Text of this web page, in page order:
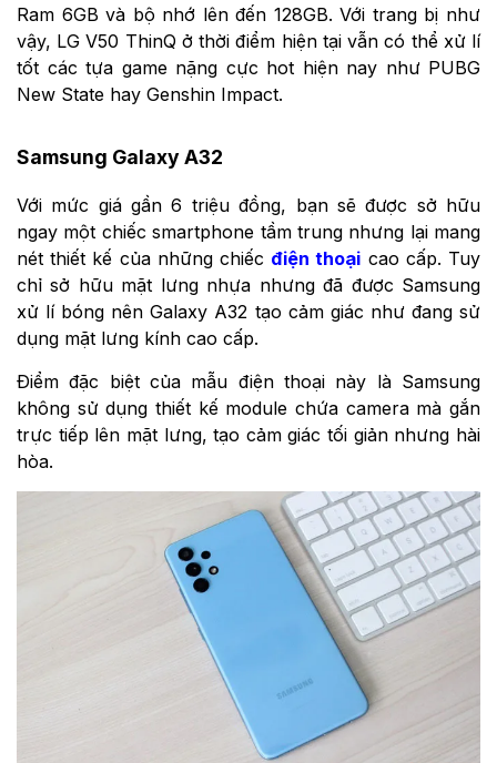
Ram 6GB và bộ nhớ lên đến 128GB. Với trang bị như
vậy, LG V50 ThinQ ở thời điểm hiện tại vẫn có thể xử lí
tốt các tựa game nặng cực hot hiện nay như PUBG
New State hay Genshin Impact.
Samsung Galaxy A32
Với mức giá gần 6 triệu đồng, bạn sẽ được sở hữu
ngay một chiếc smartphone tầm trung nhưng lại mang
nét thiết kế của những chiếc điện thoại cao cấp. Tuy
chỉ sở hữu mặt lưng nhựa nhưng đã được Samsung
xử lí bóng nên Galaxy A32 tạo cảm giác như đang sử
dụng mặt lưng kính cao cấp.
Điểm đặc biệt của mẫu điện thoại này là Samsung
không sử dụng thiết kế module chứa camera mà gắn
trực tiếp lên mặt lưng, tạo cảm giác tối giản nhưng hài
hòa.